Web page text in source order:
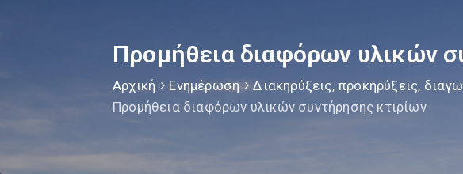
Προμήθεια διαφόρων υλικών
Αρχική Ενημέρωση Διακηρύξεις, προκηρύξεις,
Προμήθεια διαφόρων υλικών συντήρησης κτιρίων